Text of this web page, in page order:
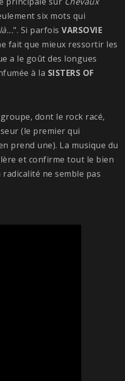
six mots qui
". Si parfois VARSOVIE
fait que mieux ressortir les
a le goût des longues
à la SISTERS OF
dont le rock racé,
(le premier qui
prend une). La musique du
et confirme tout le bien
ne semble pas